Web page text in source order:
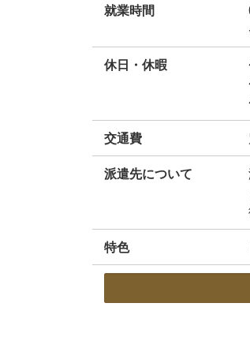
就業時間
休日・休暇
交通費
派遣先について
特色